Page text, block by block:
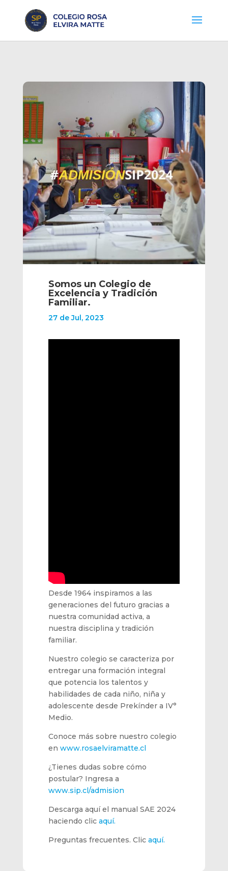
Somos un Colegio de
Excelencia y Tradición
Familiar.
27 de Jul, 2023
Desde 1964 inspiramos a las
generaciones del futuro gracias a
nuestra comunidad activa, a
nuestra disciplina y tradición
familiar.
Nuestro colegio se caracteriza por
entregar una formación integral
que potencia los talentos y
habilidades de cada niño, niña y
adolescente desde Prekínder a IV°
Medio.
Conoce más sobre nuestro colegio
en www.rosaelviramatte.cl
¿Tienes dudas sobre cómo
postular? Ingresa a
www.sip.cl/admision
Descarga aquí el manual SAE 2024
haciendo clic aquí.
Preguntas frecuentes. Clic aquí.